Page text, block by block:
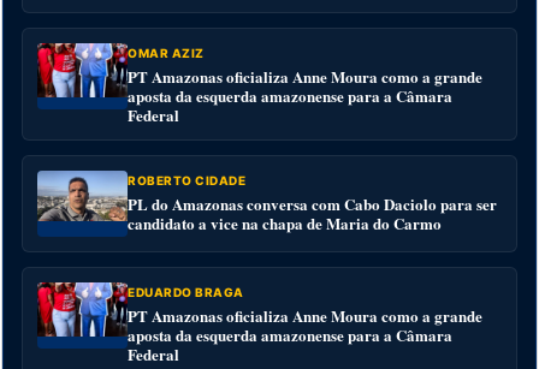
OMAR AZIZ
PT Amazonas oficializa Anne Moura como a grande
aposta da esquerda amazonense para a Câmara
Federal
ROBERTO CIDADE
PL do Amazonas conversa com Cabo Daciolo para ser
candidato a vice na chapa de Maria do Carmo
EDUARDO BRAGA
PT Amazonas oficializa Anne Moura como a grande
aposta da esquerda amazonense para a Câmara
Federal